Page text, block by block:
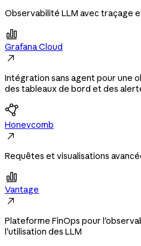
Observabilité LLM avec traçage

Grafana Cloud

Intégration sans agent pour une
des tableaux de bord et des
Honeycomb

Requêtes et visualisations

Vantage

Plateforme FinOps pour
l'utilisation des LLM